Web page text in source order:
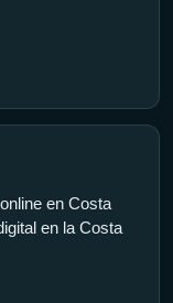
en Costa
en la Costa